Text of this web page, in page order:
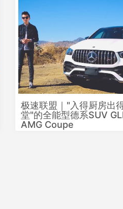
极速联盟｜"入得厨房出
堂"的全能型德系SUV
AMG Coupe